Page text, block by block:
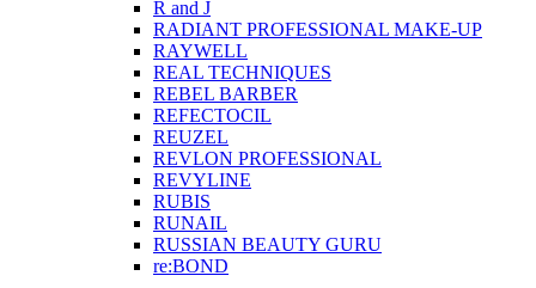
R and J
RADIANT PROFESSIONAL MAKE-UP
RAYWELL
REAL TECHNIQUES
REBEL BARBER
REFECTOCIL
REUZEL
REVLON PROFESSIONAL
REVYLINE
RUBIS
RUNAIL
RUSSIAN BEAUTY GURU
re:BOND